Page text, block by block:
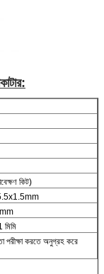
কাটার:
কিট)
পরীক্ষা করতে অনুগ্রহ করে